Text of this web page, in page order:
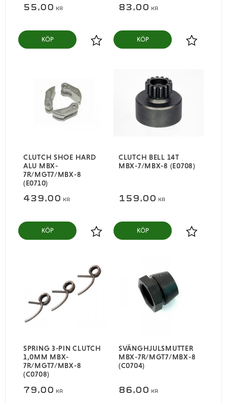
55,00 KR
Lägg till i favoriter
KÖP
83,00 KR
Lägg till i
KÖP
CLUTCH SHOE HARD
ALU MBX-
7R/MGT7/MBX-8
(E0710)
439,00 KR
Lägg till i favoriter
KÖP
CLUTCH BELL 14T
MBX-7/MBX-8 (E0708)
159,00 KR
Lägg till i
KÖP
SPRING 3-PIN CLUTCH
1,0MM MBX-
7R/MGT7/MBX-8
(C0708)
79,00 KR
SVÄNGHJULSMUTTER
MBX-7R/MGT7/MBX-8
(C0704)
86,00 KR